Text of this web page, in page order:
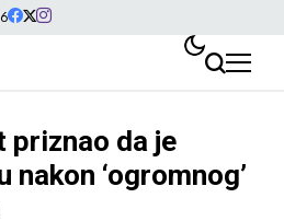
priznao da je
‘ogromnog’